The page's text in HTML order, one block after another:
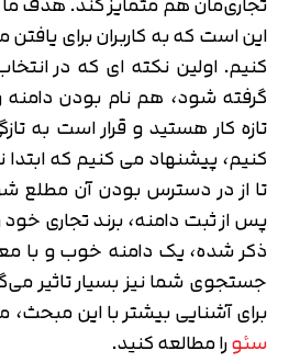
این است که به کاربران برای
کنیم. اولین نکته ای که در
گرفته شود، هم نام بودن
تازه کار هستید و قرار است به
کنیم، پیشنهاد می کنیم که ابتدا
تا از در دسترس بودن آن
پس از ثبت دامنه، برند تجاری خود
ذکر شده، یک دامنه خوب و با
جستجوی شما نیز بسیار تاثیر
برای آشنایی بیشتر با این مبحث،
سئورا مطالعه کنید.